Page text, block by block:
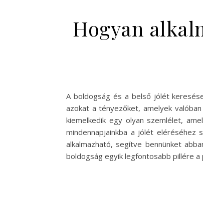
Hogyan
A boldogság és a belső jólét
azokat a tényezőket, amelyek
kiemelkedik egy olyan szemlélet,
mindennapjainkba a jólét eléréséhez
alkalmazható, segítve bennünket
boldogság egyik legfontosabb pillére